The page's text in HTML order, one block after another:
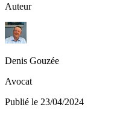
Auteur
Denis Gouzée
Avocat
Publié le 23/04/2024